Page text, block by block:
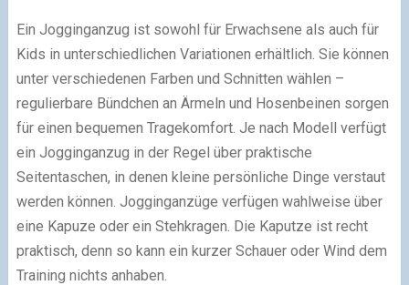
Ein Jogginganzug ist sowohl für Erwachsene als auch für
Kids in unterschiedlichen Variationen erhältlich. Sie können
unter verschiedenen Farben und Schnitten wählen –
regulierbare Bündchen an Ärmeln und Hosenbeinen sorgen
für einen bequemen Tragekomfort. Je nach Modell verfügt
ein Jogginganzug in der Regel über praktische
Seitentaschen, in denen kleine persönliche Dinge verstaut
werden können. Jogginganzüge verfügen wahlweise über
eine Kapuze oder ein Stehkragen. Die Kaputze ist recht
praktisch, denn so kann ein kurzer Schauer oder Wind dem
Training nichts anhaben.